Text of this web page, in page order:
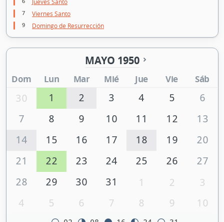
Jueves Santo
7 Viernes Santo
9 Domingo de Resurrección
MAYO 1950
Dom Lun Mar Mié Jue Vie Sáb
30 1 2 3 4 5
6
7
8 9 10 11 12
13
14
15 16 17 18 19
20
21
22 23 24 25 26
27
28
29 30 31 1 2
3
4
5 6 7 8 9 10